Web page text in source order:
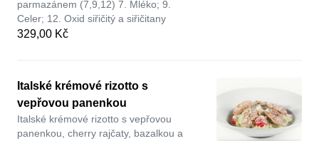
parmazánem (7,9,12) 7. Mléko; 9.
Celer; 12. Oxid siřičitý a siřičitany
329,00 Kč
Italské krémové rizotto s
vepřovou panenkou
Italské krémové rizotto s vepřovou
panenkou, cherry rajčaty, bazalkou a